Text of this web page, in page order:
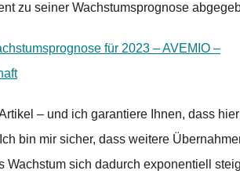
zu seiner Wachstumsprognose
für 2023 – AVEMIO –
– und ich garantiere Ihnen, dass
bin mir sicher, dass weitere
Wachstum sich dadurch exponentiell